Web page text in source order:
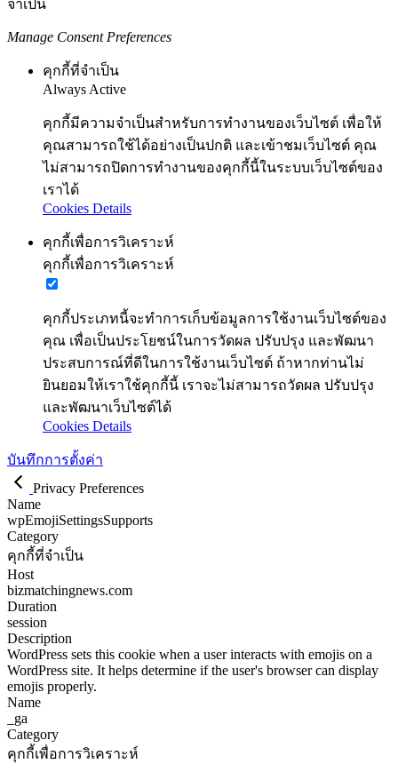
จำเป็น
Manage Consent Preferences
คุกกี้ที่จำเป็น
Always Active
คุกกี้มีความจำเป็นสำหรับการทำงานของเว็บไซต์ เพื่อให้
คุณสามารถใช้ได้อย่างเป็นปกติ และเข้าชมเว็บไซต์ คุณ
ไม่สามารถปิดการทำงานของคุกกี้นี้ในระบบเว็บไซต์ของ
เราได้
Cookies Details
คุกกี้เพื่อการวิเคราะห์
คุกกี้เพื่อการวิเคราะห์
คุกกี้ประเภทนี้จะทำการเก็บข้อมูลการใช้งานเว็บไซต์ของ
คุณ เพื่อเป็นประโยชน์ในการวัดผล ปรับปรุง และพัฒนา
ประสบการณ์ที่ดีในการใช้งานเว็บไซต์ ถ้าหากท่านไม่
ยินยอมให้เราใช้คุกกี้นี้ เราจะไม่สามารถวัดผล ปรับปรุง
และพัฒนาเว็บไซต์ได้
Cookies Details
บันทึกการตั้งค่า
Privacy Preferences
Name
wpEmojiSettingsSupports
Category
คุกกี้ที่จำเป็น
Host
bizmatchingnews.com
Duration
session
Description
WordPress sets this cookie when a user interacts with emojis on a
WordPress site. It helps determine if the user's browser can display
emojis properly.
Name
_ga
Category
คุกกี้เพื่อการวิเคราะห์